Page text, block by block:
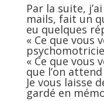
Par la suite,
mails, fait un
eu quelques
« Ce que vous
« Ce que vous
que l’on attend
Je vous laisse
gardé en